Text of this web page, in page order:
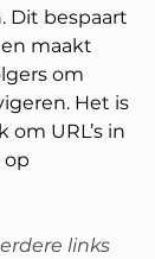
Dit bespaart
maakt
om
Het is
URL’s in
op
links